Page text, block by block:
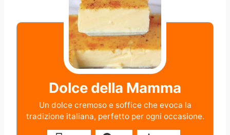
Dolce della Mamma
Un dolce cremoso e soffice che evoca la
tradizione italiana, perfetto per ogni occasione.